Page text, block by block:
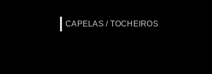
CAPELAS / TOCHEIROS